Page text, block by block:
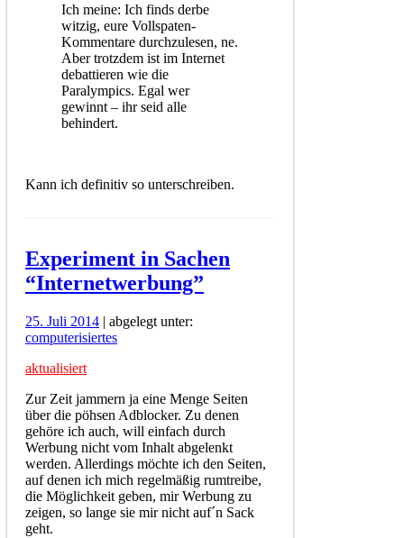
Ich meine: Ich finds derbe
witzig, eure Vollspaten-
Kommentare durchzulesen, ne.
Aber trotzdem ist im Internet
debattieren wie die
Paralympics. Egal wer
gewinnt – ihr seid alle
behindert.
Kann ich definitiv so unterschreiben.
Experiment in Sachen
“Internetwerbung”
25. Juli 2014 | abgelegt unter:
computerisiertes
aktualisiert
Zur Zeit jammern ja eine Menge Seiten
über die pöhsen Adblocker. Zu denen
gehöre ich auch, will einfach durch
Werbung nicht vom Inhalt abgelenkt
werden. Allerdings möchte ich den Seiten,
auf denen ich mich regelmäßig rumtreibe,
die Möglichkeit geben, mir Werbung zu
zeigen, so lange sie mir nicht auf´n Sack
geht.